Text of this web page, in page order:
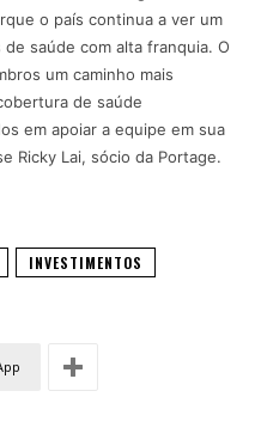
o país continua a ver um
saúde com alta franquia. O
um caminho mais
de saúde
em apoiar a equipe em sua
Ricky Lai, sócio da Portage.
INVESTIMENTOS